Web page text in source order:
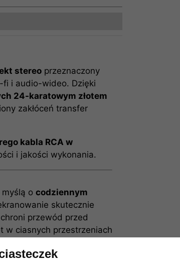
stereo przeznaczony
fi i audio-wideo. Dzięki
24-karatowym złotem
zakłóceń transfer
kabla RCA w
i jakości wykonania.
myślą ocodziennym
skutecznie
przewód przed
w ciasnych przestrzeniach